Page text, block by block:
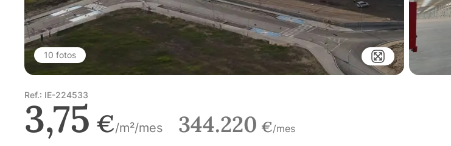
10 fotos
Ref.: IE-224533
3,75 €/m²/mes 344.220 €/mes